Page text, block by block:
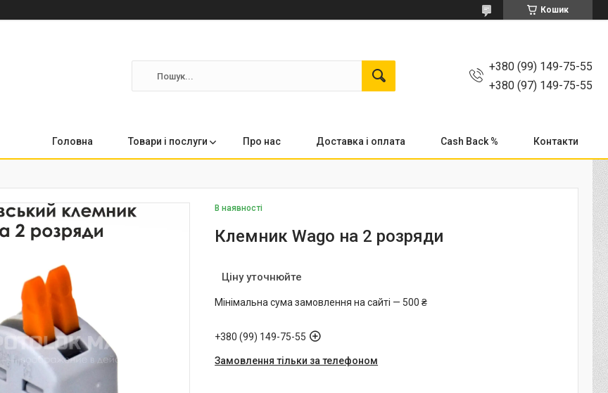
Кошик
+380 (99) 149-75-55
+380 (97) 149-75-55
Головна Товари і послуги Про нас Доставка і оплата Cash Back % Контакти
В наявності
Клемник Wago на 2 розряди
Ціну уточнюйте
Мінімальна сума замовлення на сайті — 500 ₴
+380 (99) 149-75-55
Замовлення тільки за телефоном